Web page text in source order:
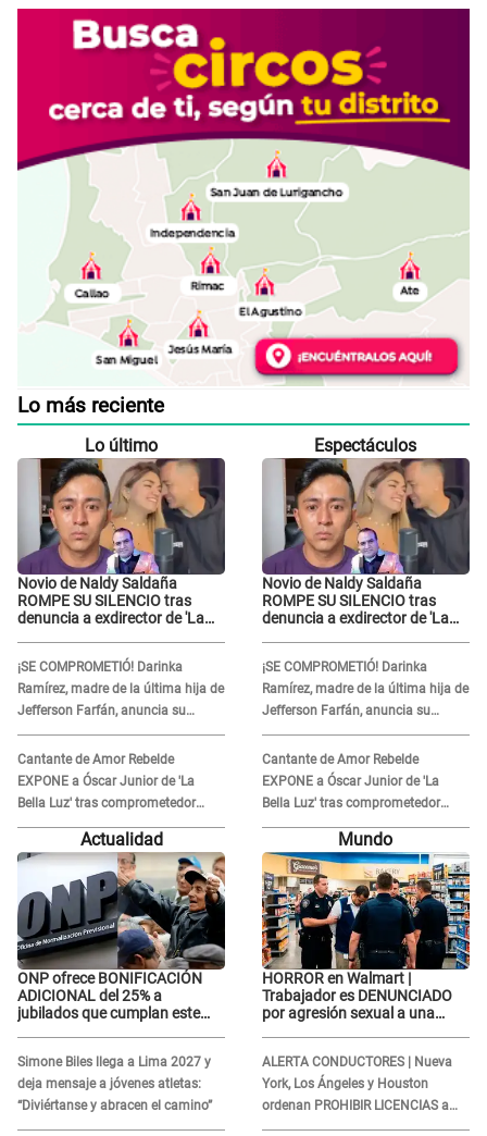
Lo más reciente
Lo último
Novio de Naldy Saldaña
ROMPE SU SILENCIO tras
denuncia a exdirector de 'La
¡SE COMPROMETIÓ! Darinka
Ramírez, madre de la última hija de
Jefferson Farfán, anuncia su
compromiso: "Sí, para siempre"
Cantante de Amor Rebelde
EXPONE a Óscar Junior de 'La
Bella Luz' tras comprometedor
video y detalla DESAGRADABLE
momento: "Me hizo sentir
Espectáculos
Novio de Naldy Saldaña
ROMPE SU SILENCIO tras
denuncia a exdirector de 'La
¡SE COMPROMETIÓ! Darinka
Ramírez, madre de la última hija de
Jefferson Farfán, anuncia su
compromiso: "Sí, para siempre"
Cantante de Amor Rebelde
EXPONE a Óscar Junior de 'La
Bella Luz' tras comprometedor
video y detalla DESAGRADABLE
momento: "Me hizo sentir
incómoda"
Actualidad
ONP ofrece BONIFICACIÓN
ADICIONAL del 25% a
jubilados que cumplan este
Simone Biles llega a Lima 2027 y
deja mensaje a jóvenes atletas:
“Diviértanse y abracen el camino”
Mundo
HORROR en Walmart |
Trabajador es DENUNCIADO
por agresión sexual a una
ALERTA CONDUCTORES | Nueva
York, Los Ángeles y Houston
ordenan PROHIBIR LICENCIAS a
quienes no presenten ESTE